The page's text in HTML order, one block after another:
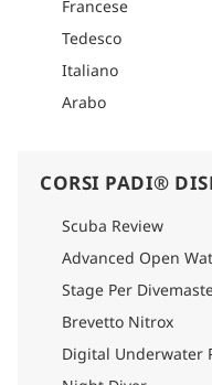
Francese
Tedesco
Italiano
Arabo
CORSI PADI®
Scuba Review
Advanced Open
Stage Per
Brevetto Nitrox
Digital Underwater